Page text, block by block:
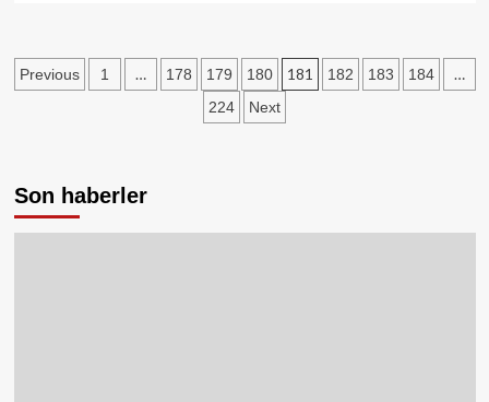
‘elektronik
vasiyet’
Yazı
Previous 1 … 178 179 180 181 182 183 184 …
224 Next
Son haberler